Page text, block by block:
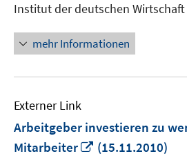
Institut der deutschen
mehr Informationen
Externer Link
Arbeitgeber investieren zu
Mitarbeiter
In
(15.11.2010)